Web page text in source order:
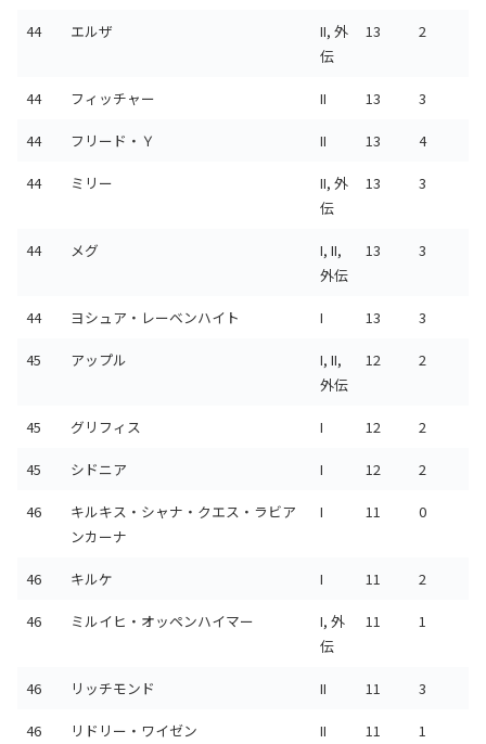
44 エルザ
II, 外
伝
13 2
44 フィッチャー II 13 3
44 フリード・Ｙ II 13 4
44 ミリー
II, 外
伝
13 3
44 メグ
I, II,
外伝
13 3
44 ヨシュア・レーベンハイト I 13 3
45 アップル
I, II,
外伝
12 2
45 グリフィス I 12 2
45 シドニア I 12 2
46
キルキス・シャナ・クエス・ラビア
ンカーナ
I 11 0
46 キルケ I 11 2
46 ミルイヒ・オッペンハイマー
I, 外
伝
11 1
46 リッチモンド II 11 3
46 リドリー・ワイゼン II 11 1